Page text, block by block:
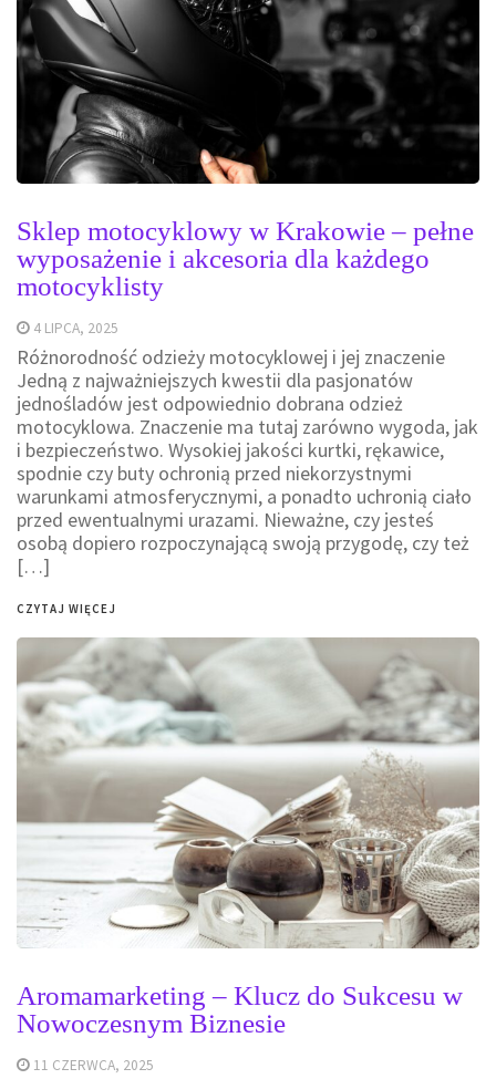
Sklep motocyklowy w Krakowie – pełne
wyposażenie i akcesoria dla każdego
motocyklisty
4 LIPCA, 2025
Różnorodność odzieży motocyklowej i jej znaczenie
Jedną z najważniejszych kwestii dla pasjonatów
jednośladów jest odpowiednio dobrana odzież
motocyklowa. Znaczenie ma tutaj zarówno wygoda, jak
i bezpieczeństwo. Wysokiej jakości kurtki, rękawice,
spodnie czy buty ochronią przed niekorzystnymi
warunkami atmosferycznymi, a ponadto uchronią ciało
przed ewentualnymi urazami. Nieważne, czy jesteś
osobą dopiero rozpoczynającą swoją przygodę, czy też
[…]
CZYTAJ WIĘCEJ
Aromamarketing – Klucz do Sukcesu w
Nowoczesnym Biznesie
11 CZERWCA, 2025